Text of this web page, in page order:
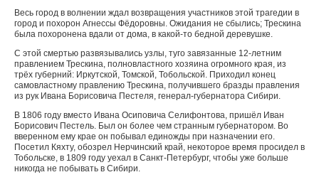
Весь город в волнении ждал возвращения участников этой трагедии в
город и похорон Агнессы Фёдоровны. Ожидания не сбылись; Трескина
была похоронена вдали от дома, в какой-то бедной деревушке.
С этой смертью развязывались узлы, туго завязанные 12-летним
правлением Трескина, полновластного хозяина огромного края, из
трёх губерний: Иркутской, Томской, Тобольской. Приходил конец
самовластному правлению Трескина, получившего бразды правления
из рук Ивана Борисовича Пестеля, генерал-губернатора Сибири.
В 1806 году вместо Ивана Осиповича Селифонтова, пришёл Иван
Борисович Пестель. Был он более чем странным губернатором. Во
вверенном ему крае он побывал единожды при назначении его.
Посетил Кяхту, обозрел Нерчинский край, некоторое время просидел в
Тобольске, в 1809 году уехал в Санкт-Петербург, чтобы уже больше
никогда не побывать в Сибири.